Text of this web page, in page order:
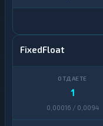
FixedFloat
1
0,00016 / 0,0094